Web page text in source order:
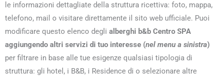
le informazioni dettagliate della struttura ricettiva: foto, mappa,
telefono, mail o visitare direttamente il sito web ufficiale. Puoi
modificare questo elenco degli alberghi b&b Centro SPA
aggiungendo altri servizi di tuo interesse (nel menu a sinistra)
per filtrare in base alle tue esigenze qualsiasi tipologia di
struttura: gli hotel, i B&B, i Residence di o selezionare altre